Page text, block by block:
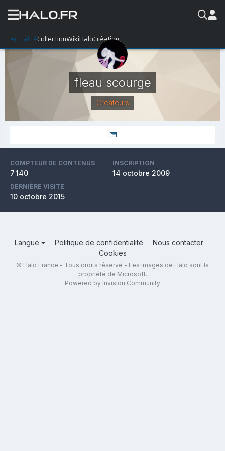
ActualitéCollectionWikiHaloCréation
fleau scourge
Créateurs
COMPTEUR DE CONTENUS
7 140
INSCRIPTION
14 octobre 2009
DERNIÈRE VISITE
10 octobre 2015
Langue Politique de confidentialité
Nous contacter
Cookies
© Halo France - Tous droits réservé - Les images de Halo sont la
propriété de Microsoft.
Powered by Invision Community